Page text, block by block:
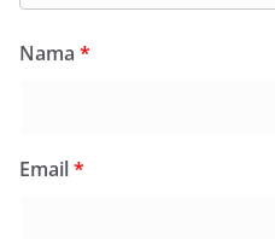
Nama *
Email*